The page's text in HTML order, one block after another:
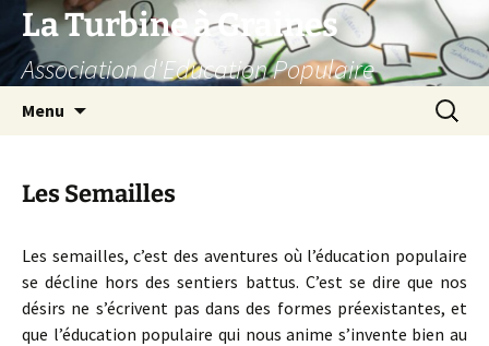
Aller
au
contenu
La Turbine à Graines
Association d'Education Populaire
Menu
Les Semailles
Les semailles, c’est des aventures où l’éducation populaire
se décline hors des sentiers battus. C’est se dire que nos
désirs ne s’écrivent pas dans des formes préexistantes, et
que l’éducation populaire qui nous anime s’invente bien au